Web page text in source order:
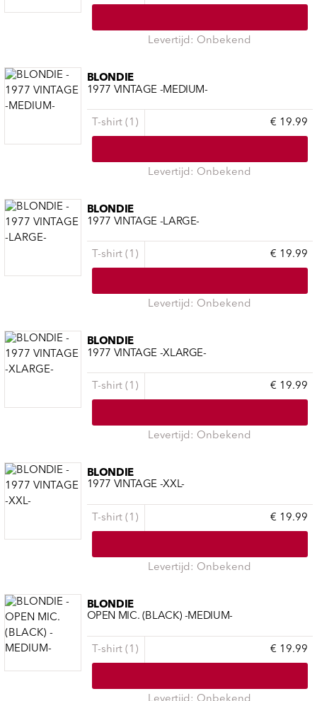
Levertijd: Onbekend
BLONDIE
1977 VINTAGE -MEDIUM-
T-shirt (1) € 19.99
Levertijd: Onbekend
BLONDIE
1977 VINTAGE -LARGE-
T-shirt (1) € 19.99
Levertijd: Onbekend
BLONDIE
1977 VINTAGE -XLARGE-
T-shirt (1) € 19.99
Levertijd: Onbekend
BLONDIE
1977 VINTAGE -XXL-
T-shirt (1) € 19.99
Levertijd: Onbekend
BLONDIE
OPEN MIC. (BLACK) -MEDIUM-
T-shirt (1) € 19.99